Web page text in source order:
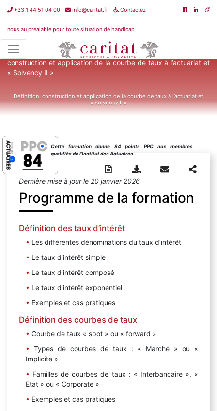
+33 1 44 51 04 00 info@caritat.fr Contactez-
nous au préalable pour toute situation de handicap
Catalogue de formations>Solvabilité II
construction et application de la courbe de taux à l’actuariat et
« Solvency II »
Définition, construction et application de la courbe de taux à l’actuariat et
« Solvency II »
Cette formation donne 84 points PPC aux membres
qualifiés de l’Institut des Actuaires
Dernière mise à jour le 20 janvier 2026
Programme de la formation
Définition des taux d’intérêt
Les différentes dénominations du taux d’intérêt
Le taux d’intérêt simple
Le taux d’intérêt composé
Le taux d’intérêt exponentiel
Exemples et cas pratiques
Définition des courbes de taux
Courbe de taux « spot » ou « forward »
Types de courbes de taux : « Marché » ou «
Implicite »
Familles de courbes de taux : « Interbancaire », «
Etat » ou « Corporate »
Exemples et cas pratiques